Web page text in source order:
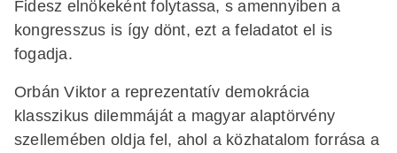
Fidesz elnökeként folytassa, s amennyiben a
kongresszus is így dönt, ezt a feladatot el is
fogadja.
Orbán Viktor a reprezentatív demokrácia
klasszikus dilemmáját a magyar alaptörvény
szellemében oldja fel, ahol a közhatalom forrása a